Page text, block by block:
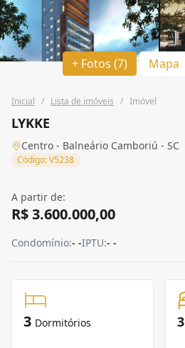
+ Fotos (7) Mapa
Inicial / Lista de imóveis / Imóvel
LYKKE
Centro - Balneário Camboriú - SC
Código: V5238
A partir de:
R$ 3.600.000,00
Condomínio:- -IPTU:- -
3 Dormitórios 3